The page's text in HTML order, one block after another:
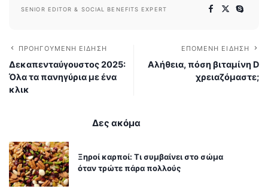
SENIOR EDITOR & SOCIAL BENEFITS EXPERT
ΠΡΟΗΓΟΎΜΕΝΗ ΕΊΔΗΣΗ
Δεκαπενταύγουστος 2025:
Όλα τα πανηγύρια με ένα
κλικ
ΕΠΌΜΕΝΗ ΕΊΔΗΣΗ
Αλήθεια, πόση βιταμίνη D
χρειαζόμαστε;
Δες ακόμα
Ξηροί καρποί: Τι συμβαίνει στο σώμα
όταν τρώτε πάρα πολλούς